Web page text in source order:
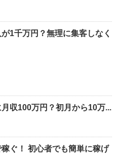
1千万円？無理に集客しなく
収100万円？初月から10万...
ぐ！ 初心者でも簡単に稼げ